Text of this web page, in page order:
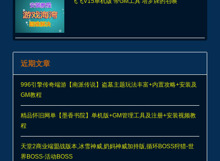
近期文章
996引擎传奇端游【南派传说】盗墓主题玩法丰富+内置攻略+安装及
GM教程
精品怀旧网单【墨香书院】单机版+GM管理工具及注册+安装视频教
程
天堂2商业端盟战版本,冰雪神威,奶妈神威加持版,循环BOSS狩猎-世
界BOSS-活动BOSS